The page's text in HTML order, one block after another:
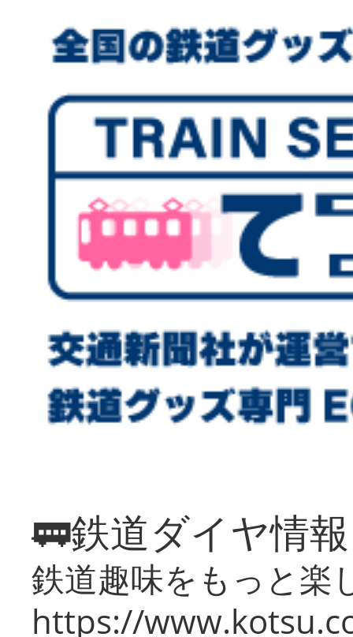
🚃鉄道ダイヤ情
鉄道趣味をもっと楽
https://